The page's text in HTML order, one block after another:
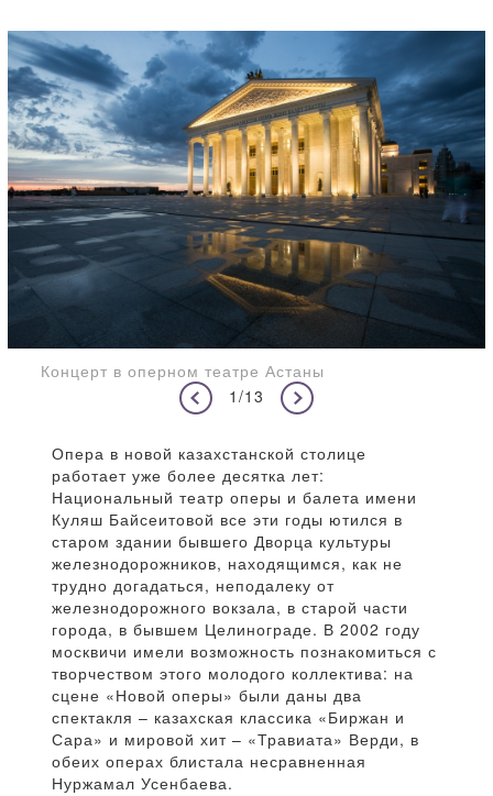
Концерт в оперном театре Астаны
1/13
Опера в новой казахстанской столице
работает уже более десятка лет:
Национальный театр оперы и балета имени
Куляш Байсеитовой все эти годы ютился в
старом здании бывшего Дворца культуры
железнодорожников, находящимся, как не
трудно догадаться, неподалеку от
железнодорожного вокзала, в старой части
города, в бывшем Целинограде. В 2002 году
москвичи имели возможность познакомиться с
творчеством этого молодого коллектива: на
сцене «Новой оперы» были даны два
спектакля – казахская классика «Биржан и
Сара» и мировой хит – «Травиата» Верди, в
обеих операх блистала несравненная
Нуржамал Усенбаева.